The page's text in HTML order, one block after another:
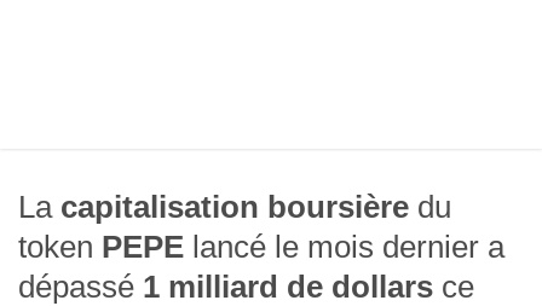
La capitalisation boursière du
token PEPE lancé le mois dernier a
dépassé 1 milliard de dollars ce